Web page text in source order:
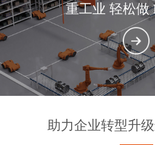
重工业 轻松做
助力企业转型升